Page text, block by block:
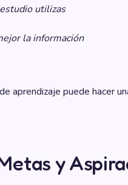
utilizas
la información
aprendizaje puede hacer
y